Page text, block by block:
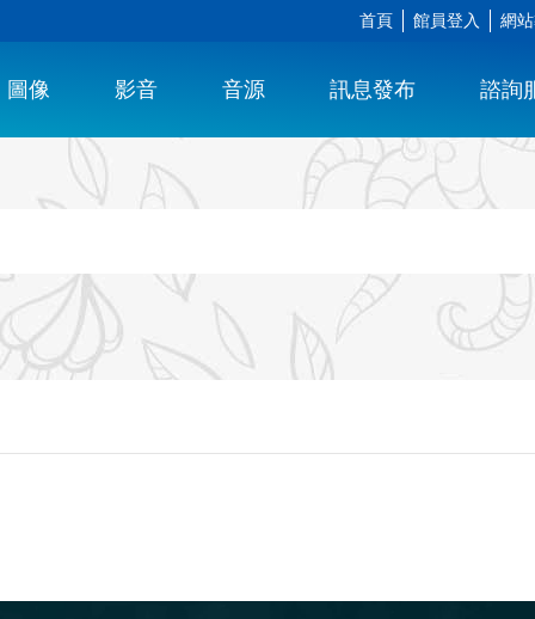
首頁 館員登入 網
圖像 影音 音源 訊息發布 諮詢